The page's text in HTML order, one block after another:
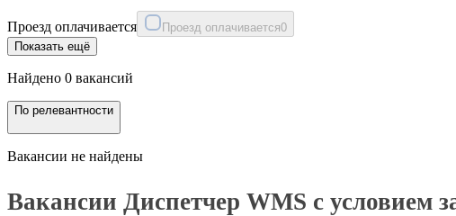
Проезд оплачивается Проезд оплачивается0
Показать ещё
Найдено 0 вакансий
По релевантности
Вакансии не найдены
Вакансии Диспетчер WMS с условием